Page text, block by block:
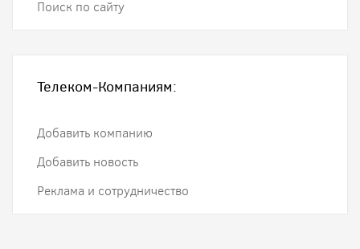
Поиск по сайту
Телеком-Компаниям:
Добавить компанию
Добавить новость
Реклама и сотрудничество